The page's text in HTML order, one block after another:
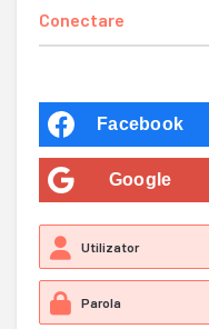
Conectare
Facebook
Google